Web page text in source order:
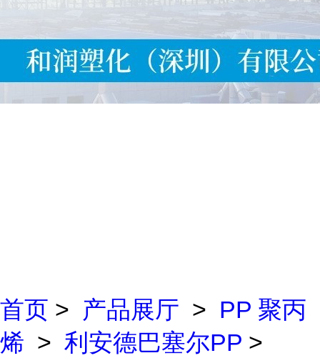
首页 > 产品展厅 > PP 聚丙
烯 > 利安德巴塞尔PP >